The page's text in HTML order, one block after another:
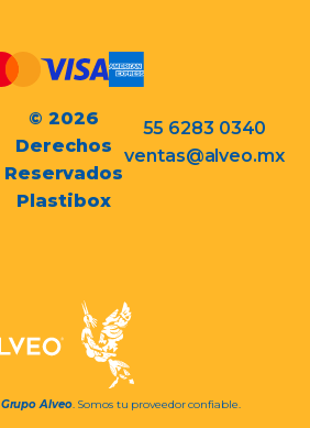
© 2026
Derechos
Reservados
Plastibox
55 6283 0340
ventas@alveo.mx
Grupo Alveo. Somos tu proveedor confiable.